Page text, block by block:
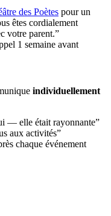
des Poètes pour un
êtes cordialement
votre parent.”
1 semaine avant
individuellement
— elle était rayonnante”
aux activités”
chaque événement